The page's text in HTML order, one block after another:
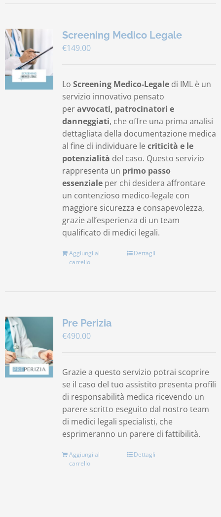
Screening Medico Legale
€149.00
Lo Screening Medico-Legaledi IML è un
servizio innovativo pensato
peravvocati, patrocinatori e
danneggiati, che offre una prima analisi
dettagliata della documentazione medica
al fine di individuare le criticità e le
potenzialità del caso. Questo servizio
rappresenta un primo passo
essenzialeper chi desidera affrontare
un contenzioso medico-legale con
maggiore sicurezza e consapevolezza,
grazie all’esperienza di un team
qualificato di medici legali.
Aggiungi al
carrello
Dettagli
Pre Perizia
€490.00
Grazie a questo servizio potrai scoprire
se il caso del tuo assistito presenta profili
di responsabilità medica ricevendo un
parere scritto eseguito dal nostro team
di medici legali specialisti, che
esprimeranno un parere di fattibilità.
Aggiungi al
carrello
Dettagli